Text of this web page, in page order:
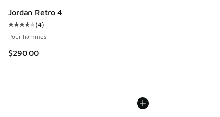
Jordan Retro 4
Cote moyenne du client - [4 sur 5 étoiles], 4 commentaires
(4)
Pour hommes
$290.00